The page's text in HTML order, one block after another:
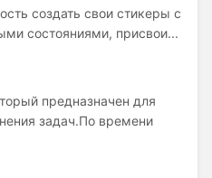
создать свои стикеры с
состояниями, присвои...
предназначен для
задач.По времени